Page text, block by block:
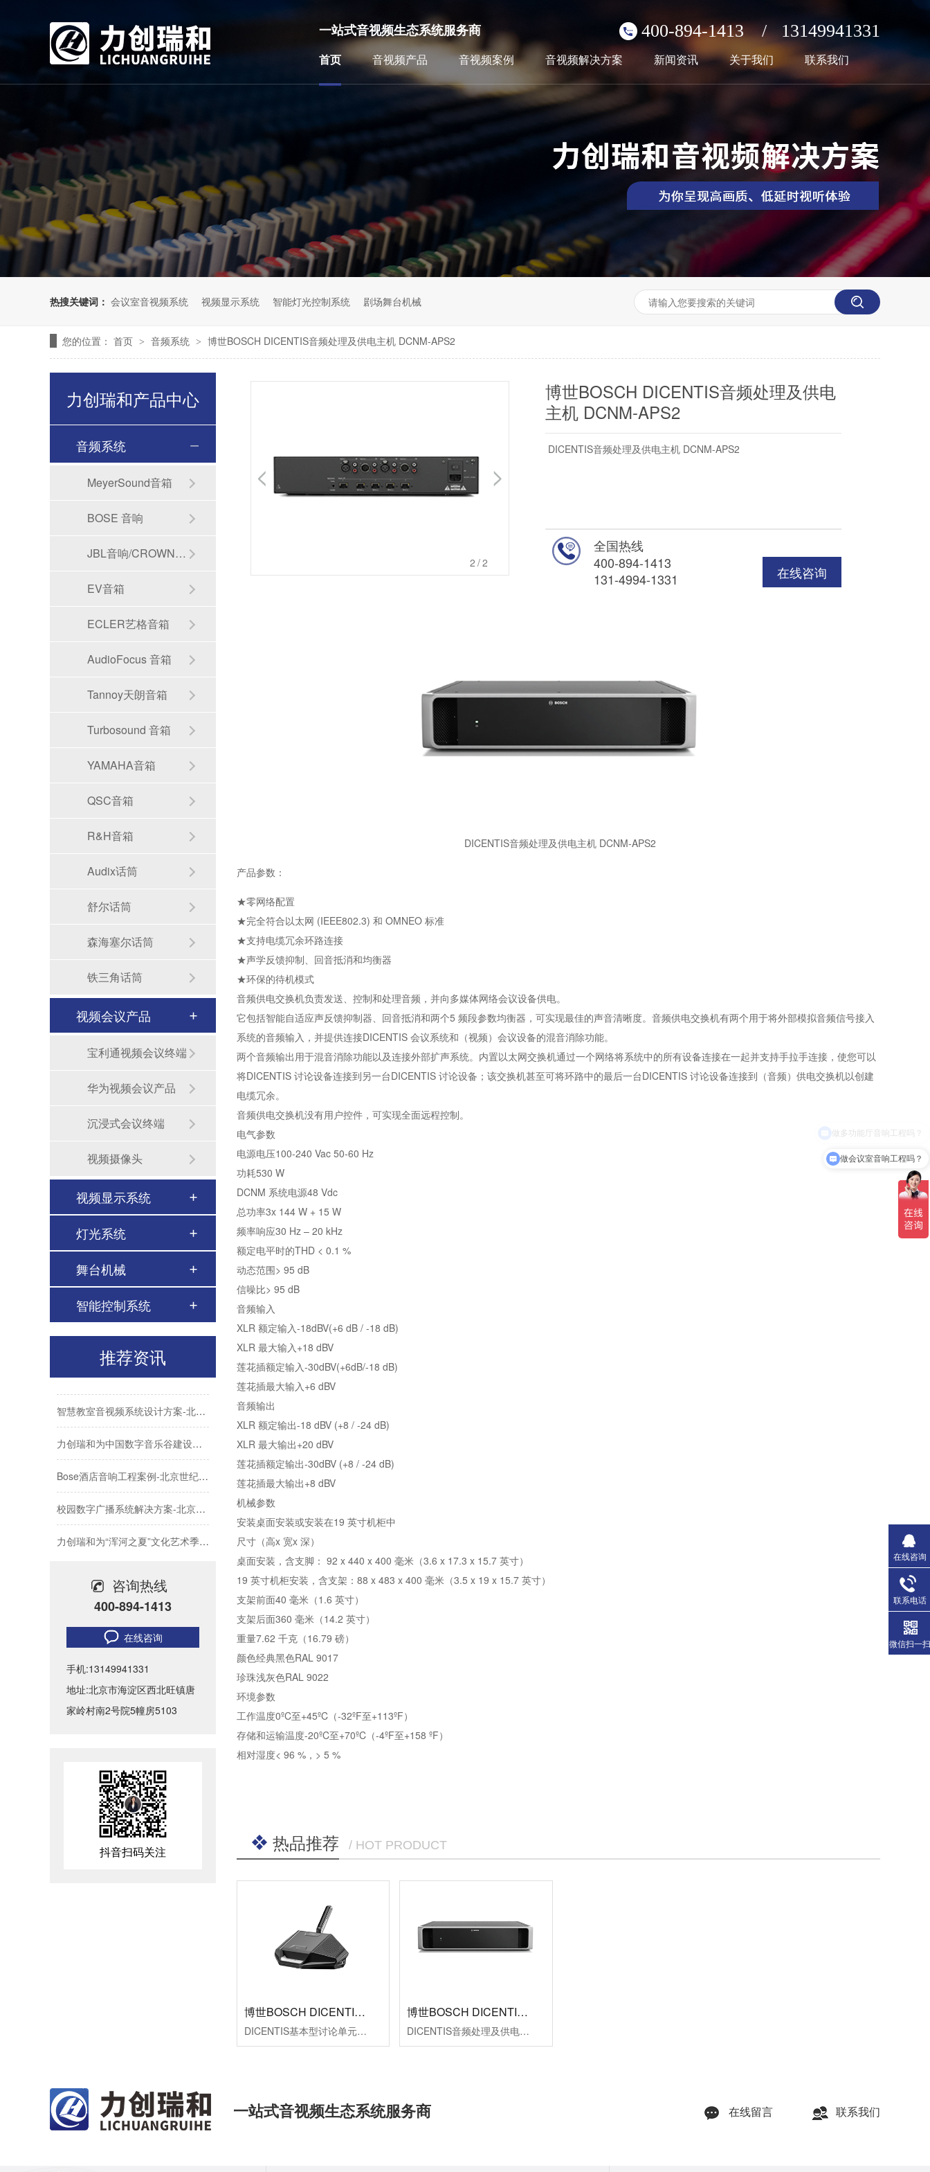
400-894-1413 / 13149941331
一站式音视频生态系统服务商
首页 音视频产品 音视频案例 音视频解决方案 新闻资讯 关于我们 联系我们
热搜关键词： 会议室音视频系统 视频显示系统 智能灯光控制系统 剧场舞台机械
您的位置： 首页 > 音频系统 > 博世BOSCH DICENTIS音频处理及供电主机 DCNM-APS2
1 /2
博世BOSCH DICENTIS音频处理及供电
主机 DCNM-APS2
DICENTIS音频处理及供电主机 DCNM-APS2
在线咨询
全国热线
400-894-1413
131-4994-1331
DICENTIS音频处理及供电主机 DCNM-APS2
产品参数：
★零网络配置
★完全符合以太网 (IEEE802.3) 和 OMNEO 标准
★支持电缆冗余环路连接
★声学反馈抑制、回音抵消和均衡器
★环保的待机模式
音频供电交换机负责发送、控制和处理音频，并向多媒体网络会议设备供电。
它包括智能自适应声反馈抑制器、回音抵消和两个5 频段参数均衡器，可实现最佳的声音清晰度。音频供电交换机有两个用于将外部模拟音频信号接入
系统的音频输入，并提供连接DICENTIS 会议系统和（视频）会议设备的混音消除功能。
两个音频输出用于混音消除功能以及连接外部扩声系统。内置以太网交换机通过一个网络将系统中的所有设备连接在一起并支持手拉手连接，使您可以
将DICENTIS 讨论设备连接到另一台DICENTIS 讨论设备；该交换机甚至可将环路中的最后一台DICENTIS 讨论设备连接到（音频）供电交换机以创建
电缆冗余。
音频供电交换机没有用户控件，可实现全面远程控制。
电气参数
电源电压100‑240 Vac 50‑60 Hz
功耗530 W
DCNM 系统电源48 Vdc
总功率3x 144 W + 15 W
频率响应30 Hz – 20 kHz
额定电平时的THD < 0.1 %
动态范围> 95 dB
信噪比> 95 dB
音频输入
XLR 额定输入-18dBV(+6 dB / -18 dB)
XLR 最大输入+18 dBV
莲花插额定输入-30dBV(+6dB/-18 dB)
莲花插最大输入+6 dBV
音频输出
XLR 额定输出-18 dBV (+8 / -24 dB)
XLR 最大输出+20 dBV
莲花插额定输出-30dBV (+8 / -24 dB)
莲花插最大输出+8 dBV
机械参数
安装桌面安装或安装在19 英寸机柜中
尺寸（高x 宽x 深）
桌面安装，含支脚： 92 x 440 x 400 毫米（3.6 x 17.3 x 15.7 英寸）
19 英寸机柜安装，含支架：88 x 483 x 400 毫米（3.5 x 19 x 15.7 英寸）
支架前面40 毫米（1.6 英寸）
支架后面360 毫米（14.2 英寸）
重量7.62 千克（16.79 磅）
颜色经典黑色RAL 9017
珍珠浅灰色RAL 9022
环境参数
工作温度0ºC至+45ºC（-32ºF至+113ºF）
存储和运输温度-20ºC至+70ºC（-4ºF至+158 ºF）
相对湿度< 96 %，> 5 %
热品推荐 / HOT PRODUCT
博世BOSCH DICENTIS基本型讨论单元 DCNM-D
DICENTIS基本型讨论单元DCNM-D
博世BOSCH DICENTIS音频处理及供电主机 DCNM-APS2
DICENTIS音频处理及供电主机DCNM-APS2
力创瑞和产品中心
音频系统
MeyerSound音箱
BOSE 音响
JBL音响/CROWN功放
EV音箱
ECLER艺格音箱
AudioFocus 音箱
Tannoy天朗音箱
Turbosound 音箱
YAMAHA音箱
QSC音箱
R&H音箱
Audix话筒
舒尔话筒
森海塞尔话筒
铁三角话筒
视频会议产品
宝利通视频会议终端
华为视频会议产品
沉浸式会议终端
视频摄像头
视频显示系统
灯光系统
舞台机械
智能控制系统
推荐资讯
无纸化会议室音视频系统解决方案-北京力创瑞和
会议室音视频解决方案-高质量的会议室音响、大屏系统如何布置？
力创瑞和为中国社会科学院建设音视频系统
ATLONA成功助力比亚迪太阳能上海A3工厂会议室建设
力创瑞和为中国社会科学院建设音视频系统
Biamp大型公共广播系统福建晋江机场新航站楼广播
咨询热线
400-894-1413
在线咨询
手机:13149941331
地址:北京市海淀区西北旺镇唐
家岭村南2号院5幢房5103
抖音扫码关注
一站式音视频生态系统服务商 在线留言 联系我们
在线咨询
联系电话
微信扫一扫
做会议室音响工程吗？